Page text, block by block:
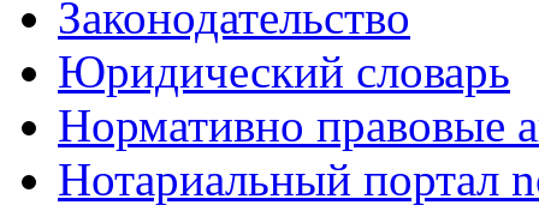
Законодательство
Юридический словарь
Нормативно правовые
Нотариальный портал